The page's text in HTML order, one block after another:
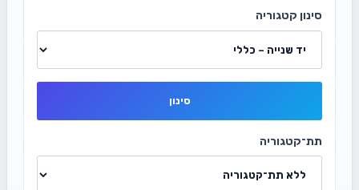
סינון קטגוריה
סינון
תת־קטגוריה